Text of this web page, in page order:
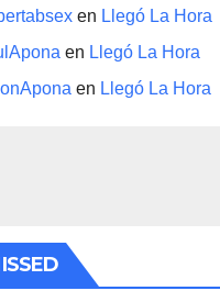
en Llegó La Hora
en Llegó La Hora
en Llegó La Hora